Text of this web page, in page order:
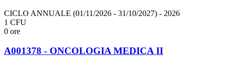
CICLO ANNUALE (01/11/2026 - 31/10/2027) - 2026
1 CFU
0 ore
A001378 - ONCOLOGIA MEDICA II